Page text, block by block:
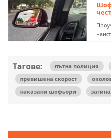
Тагове: пътна полиция
превишена скорост
наказани шофьори